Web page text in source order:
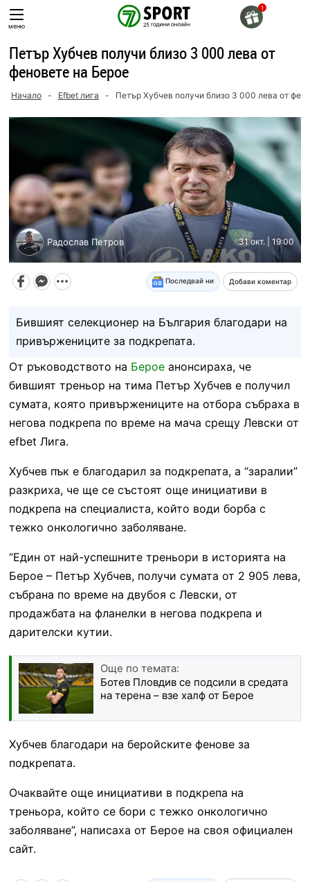
Skip
toменю
Петър Хубчев получи близо 3 000 лева от
феновете на Берое
Начало - Efbet лига - Петър Хубчев получи близо 3 000 лева от
Радослав Петров 31 окт. | 19:00
Последвай ни Добави коментар
Бившият селекционер на България благодари на
привържениците за подкрепата.
От ръководството на Бероеанонсираха, че
бившият треньор на тима Петър Хубчев е получил
сумата, която привържениците на отбора събраха в
негова подкрепа по време на мача срещу Левски от
efbet Лига.
Хубчев пък е благодарил за подкрепата, а “заралии”
разкриха, че ще се състоят още инициативи в
подкрепа на специалиста, който води борба с
тежко онкологично заболяване.
“Един от най-успешните треньори в историята на
Берое – Петър Хубчев, получи сумата от 2 905 лева,
събрана по време на двубоя с Левски, от
продажбата на фланелки в негова подкрепа и
дарителски кутии.
Още по темата:
Ботев Пловдив се подсили в средата
на терена – взе халф от Берое
Хубчев благодари на беройските фенове за
подкрепата.
Очаквайте още инициативи в подкрепа на
треньора, който се бори с тежко онкологично
заболяване”, написаха от Берое на своя официален
сайт.